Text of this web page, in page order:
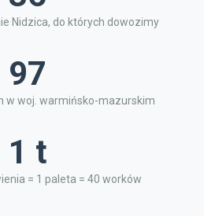
Nidzica, do których dowozimy
97
w woj. warmińsko-mazurskim
1 t
= 1 paleta = 40 worków